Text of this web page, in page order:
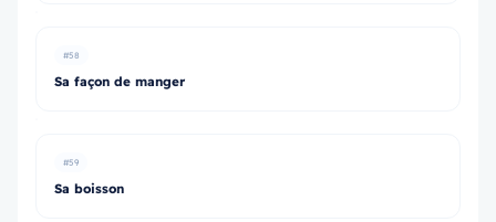
#58
Sa façon de manger
#59
Sa boisson